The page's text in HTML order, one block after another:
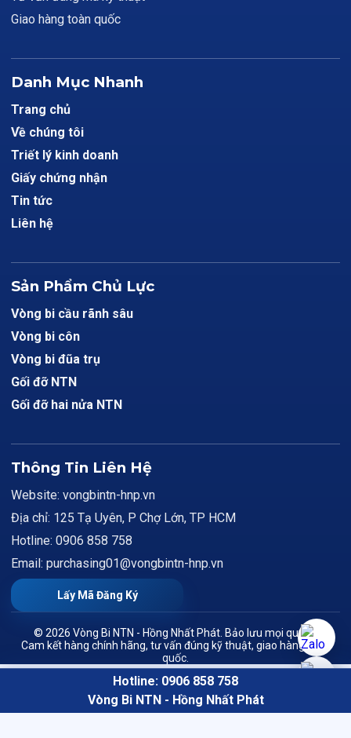
Hotline: 0906 858 758
Vòng Bi NTN - Hồng Nhất Phát
Giao hàng toàn quốc
Danh Mục Nhanh
Trang chủ
Về chúng tôi
Triết lý kinh doanh
Giấy chứng nhận
Tin tức
Liên hệ
Sản Phẩm Chủ Lực
Vòng bi cầu rãnh sâu
Vòng bi côn
Vòng bi đũa trụ
Gối đỡ NTN
Gối đỡ hai nửa NTN
Thông Tin Liên Hệ
Website: vongbintn-hnp.vn
Địa chỉ: 125 Tạ Uyên, P Chợ Lớn, TP HCM
Hotline: 0906 858 758
Email: purchasing01@vongbintn-hnp.vn
Lấy Mã Đăng Ký
© 2026 Vòng Bi NTN - Hồng Nhất Phát. Bảo lưu mọi quyền.
Cam kết hàng chính hãng, tư vấn đúng kỹ thuật, giao hàng toàn
quốc.